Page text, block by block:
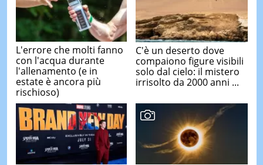
L'errore che molti fanno
con l'acqua durante
l'allenamento (e in
estate è ancora più
rischioso)
C'è un deserto dove
compaiono figure visibili
solo dal cielo: il mistero
irrisolto da 2000 anni ...